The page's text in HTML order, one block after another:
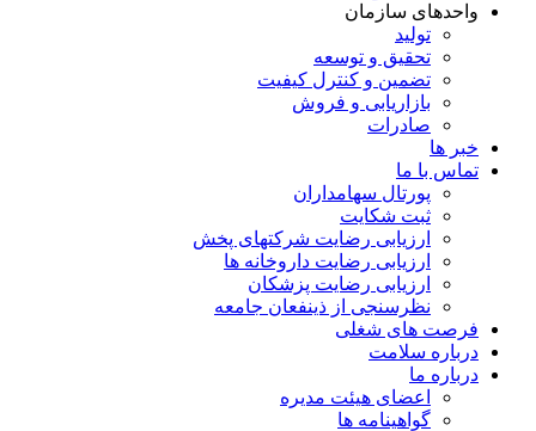
واحدهای سازمان
تولید
تحقیق و توسعه
تضمین و کنترل کیفیت
بازاریابی و فروش
صادرات
خبر ها
تماس با ما
پورتال سهامداران
ثبت شکایت
ارزیابی رضایت شرکتهای پخش
ارزیابی رضایت داروخانه ها
ارزیابی رضایت پزشکان
نظرسنجی از ذینفعان جامعه
فرصت های شغلی
درباره سلامت
درباره ما
اعضای هیئت مدیره
گواهینامه ها